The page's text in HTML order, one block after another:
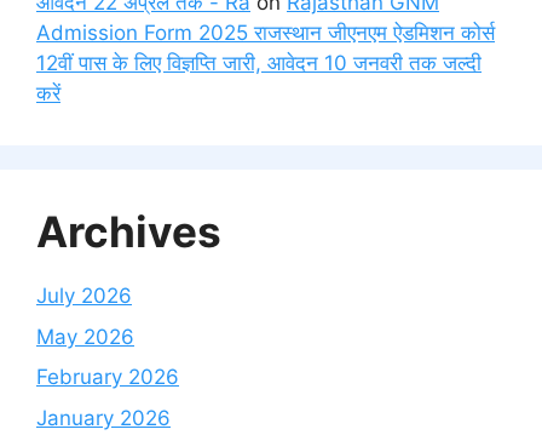
Admission Form 2025 राजस्थान जीएनएम ऐडमिशन कोर्स
12वीं पास के लिए विज्ञप्ति जारी, आवेदन 10 जनवरी तक जल्दी
करें
Archives
July 2026
May 2026
February 2026
January 2026